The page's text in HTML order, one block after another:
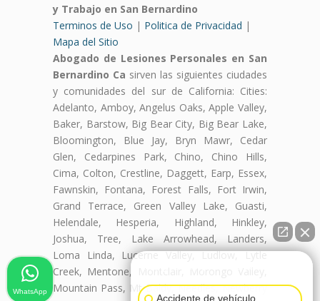
y Trabajo en San Bernardino
Terminos de Uso | Politica de Privacidad |
Mapa del Sitio
Abogado de Lesiones Personales en San
Bernardino Ca sirven las siguientes ciudades
y comunidades del sur de California: Cities:
Adelanto, Amboy, Angelus Oaks, Apple Valley,
Baker, Barstow, Big Bear City, Big Bear Lake,
Bloomington, Blue Jay, Bryn Mawr, Cedar
Glen, Cedarpines Park, Chino, Chino Hills,
Cima, Colton, Crestline, Daggett, Earp, Essex,
Fawnskin, Fontana, Forest Falls, Fort Irwin,
Grand Terrace, Green Valley Lake, Guasti,
Helendale, Hesperia, Highland, Hinkley,
Joshua, Tree, Lake Arrowhead, Landers,
Loma Linda, Lucerne Valley, Ludlow, Lytle
Creek, Mentone, Montclair, Morongo Valley,
Mountain Pass, Mt Baldy, Needles, Newberry
Accidente de vehículo
WhatsApp